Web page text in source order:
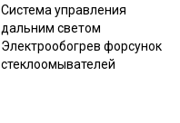
Система управления
дальним светом
Электрообогрев форсунок
стеклоомывателей